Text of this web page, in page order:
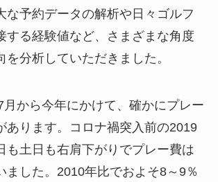
な予約データの解析や日々ゴルフ
する経験値など、さまざまな角度
を分析していただきました。
から今年にかけて、確かにプレー
あります。コロナ禍突入前の2019
も土日も右肩下がりでプレー費は
ました。2010年比でおよそ8～9％